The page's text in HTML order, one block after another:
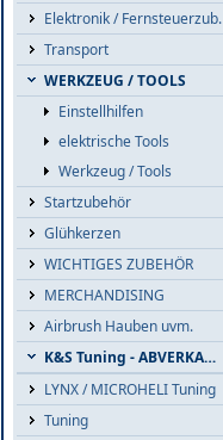
Elektronik / Fernsteuerzub.
Transport
WERKZEUG / TOOLS
Einstellhilfen
elektrische Tools
Werkzeug / Tools
Startzubehör
Glühkerzen
WICHTIGES ZUBEHÖR
MERCHANDISING
Airbrush Hauben uvm.
K&S Tuning - ABVERKAUF
LYNX / MICROHELI Tuning
Tuning